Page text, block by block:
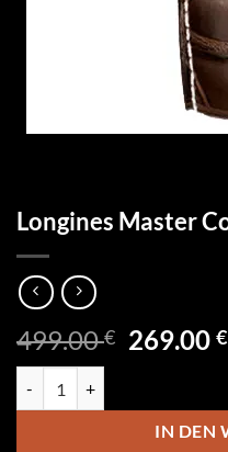
Longines Master
499.00€
499.00
269.00€
IN DEN